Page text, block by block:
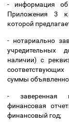
- информация об
Приложения 3 к
которой
- нотариально
учредительных
наличии) с
суммы
- заверенная
финансовая
финансовый год;